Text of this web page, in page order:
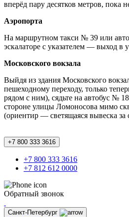
вперёд пару десятков метров, пока
Аэропорта
На маршрутном такси № 39 или
эскалаторе с указателем — выход
Московского вокзала
Выйдя из здания Московского
пешеходному переходу, только
рядом с ним), сядьте на автобус №
стороне улицы Ломоносова мимо
(ориентир — светящаяся вывеска за
+7 800 333 3616
+7 800 333 3616
+7 812 612 0000
Обратный звонок
Санкт-Петербург